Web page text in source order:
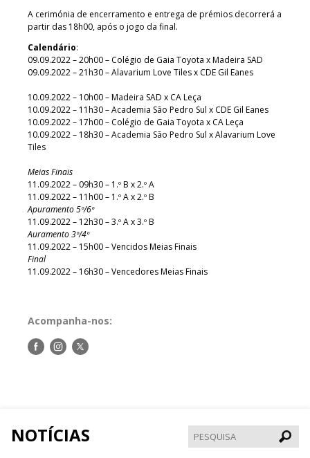
A cerimónia de encerramento e entrega de prémios decorrerá a
partir das 18h00, após o jogo da final.
Calendário:
09.09.2022 – 20h00 – Colégio de Gaia Toyota x Madeira SAD
09.09.2022 – 21h30 – Alavarium Love Tiles x CDE Gil Eanes
10.09.2022 – 10h00 – Madeira SAD x CA Leça
10.09.2022 – 11h30 – Academia São Pedro Sul x CDE Gil Eanes
10.09.2022 – 17h00 – Colégio de Gaia Toyota x CA Leça
10.09.2022 – 18h30 – Academia São Pedro Sul x Alavarium Love
Tiles
Meias Finais
11.09.2022 – 09h30 – 1.º B x 2.º A
11.09.2022 – 11h00 – 1.º A x 2.º B
Apuramento 5º/6º
11.09.2022 – 12h30 – 3.º A x 3.º B
Auramento 3º/4º
11.09.2022 – 15h00 – Vencidos Meias Finais
Final
11.09.2022 – 16h30 – Vencedores Meias Finais
Acompanha-nos:
Siga-Siga-Siga-
NOTÍCIAS